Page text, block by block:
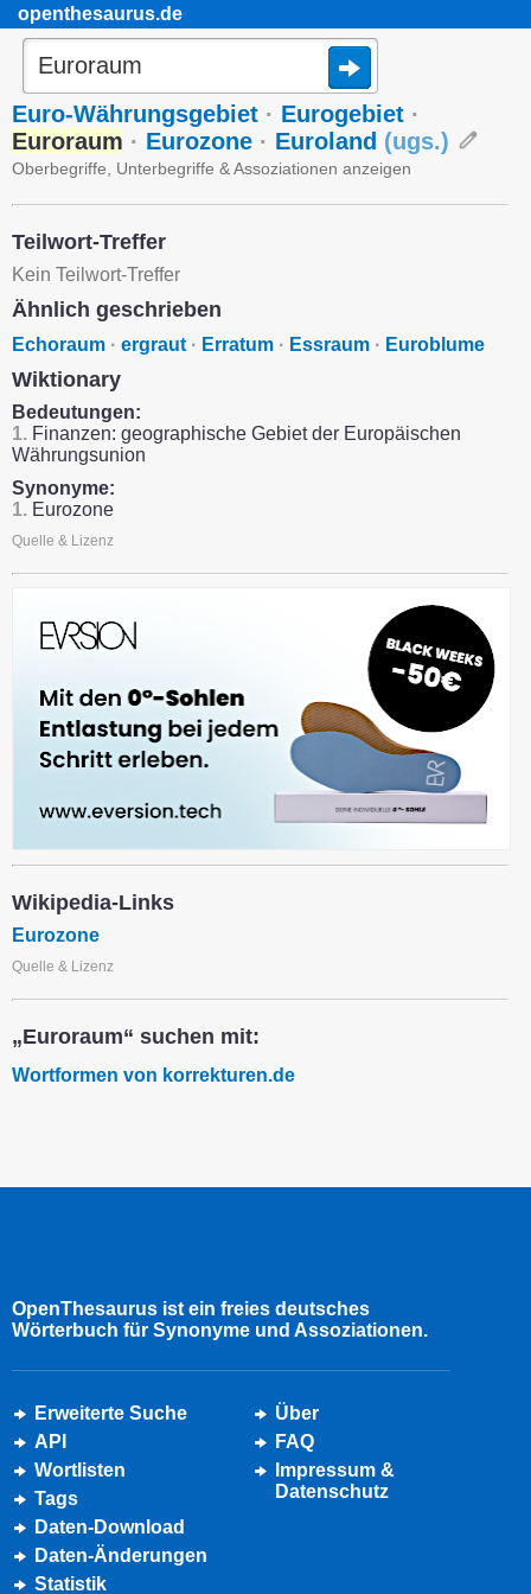
openthesaurus.de
Euro-Währungsgebiet · Eurogebiet ·
Euroraum · Eurozone · Euroland (ugs.)
Oberbegriffe, Unterbegriffe & Assoziationen anzeigen
Teilwort-Treffer
Kein Teilwort-Treffer
Ähnlich geschrieben
Echoraum · ergraut · Erratum · Essraum · Euroblume
Wiktionary
Bedeutungen:
1. Finanzen: geographische Gebiet der Europäischen
Währungsunion
Synonyme:
1. Eurozone
Quelle & Lizenz
Wikipedia-Links
Eurozone
Quelle & Lizenz
„Euroraum“ suchen mit:
Wortformen von korrekturen.de
OpenThesaurus ist ein freies deutsches
Wörterbuch für Synonyme und Assoziationen.
Erweiterte Suche
API
Wortlisten
Tags
Daten-Download
Daten-Änderungen
Statistik
Über
FAQ
Impressum &
Datenschutz